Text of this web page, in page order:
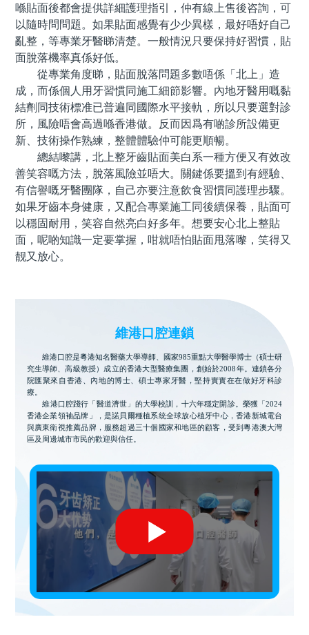
喺貼面後都會提供詳細護理指引，仲有線上售後咨詢，可
以隨時問問題。如果貼面感覺有少少異樣，最好唔好自己
亂整，等專業牙醫睇清楚。一般情況只要保持好習慣，貼
面脫落機率真係好低。
從專業角度睇，貼面脫落問題多數唔係「北上」造
成，而係個人用牙習慣同施工細節影響。內地牙醫用嘅黏
結劑同技術標准已普遍同國際水平接軌，所以只要選對診
所，風險唔會高過喺香港做。反而因爲有啲診所設備更
新、技術操作熟練，整體體驗仲可能更順暢。
總結嚟講，北上整牙齒貼面美白系一種方便又有效改
善笑容嘅方法，脫落風險並唔大。關鍵係要搵到有經驗、
有信譽嘅牙醫團隊，自己亦要注意飲食習慣同護理步驟。
如果牙齒本身健康，又配合專業施工同後續保養，貼面可
以穩固耐用，笑容自然亮白好多年。想要安心北上整貼
面，呢啲知識一定要掌握，咁就唔怕貼面甩落嚟，笑得又
靓又放心。
維港口腔連鎖
維港口腔是粵港知名醫藥大學導師、國家985重點大學醫學博士（碩士研
究生導師、高級教授）成立的香港大型醫療集團，創始於2008年。連鎖各分
院匯聚來自香港、內地的博士、碩士專家牙醫，堅持實實在在做好牙科診
療。
維港口腔踐行「醫道濟世」的大學校訓，十六年穩定開診。榮獲「2024
香港企業領袖品牌」，是諾貝爾種植系統全球放心植牙中心，香港新城電台
與廣東衛視推薦品牌，服務超過三十個國家和地區的顧客，受到粵港澳大灣
區及周邊城市市民的歡迎與信任。